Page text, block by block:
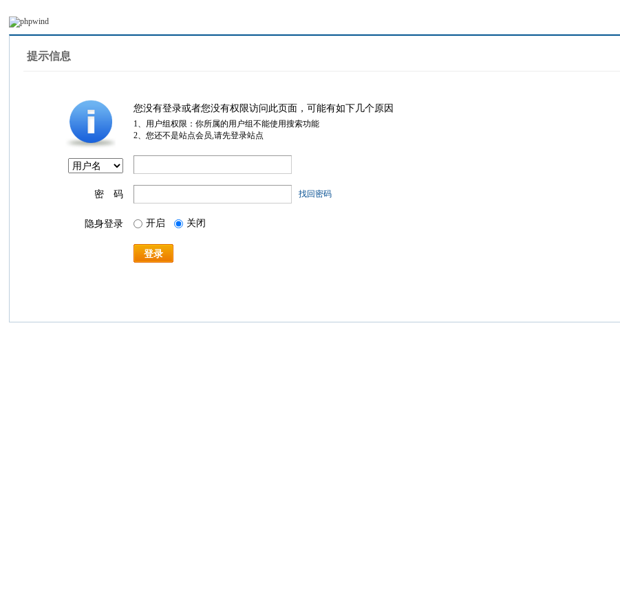
提示信息
您没有登录或者您没有权限访问此页面，可能有如下几个原因
1、用户组权限：你所属的用户组不能使用搜索功能
2、您还不是站点会员,请先登录站点
密 码 找回密码
隐身登录 开启 关闭
登录